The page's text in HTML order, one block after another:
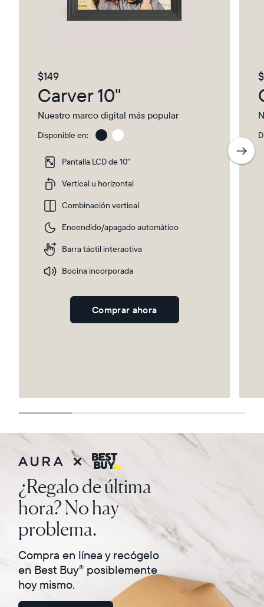
Selecciona tu ubicación
Actual:
United States
Español
Elige tu ubicación:
$149
Carver 10"
Nuestro marco digital más popular
Disponible en:
Charcoal
Pantalla LCD de 10"
Vertical u horizontal
Combinación vertical
Encendido/apagado automático
Barra táctil interactiva
Bocina incorporada
Comprar ahora
¿Regalo de última
hora? No hay
problema.
Compra en línea y recógelo
en Best Buy® posiblemente
hoy mismo.